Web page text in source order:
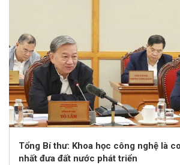
Tổng Bí thư: Khoa học công nghệ là
nhất đưa đất nước phát triển